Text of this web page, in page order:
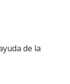
de la